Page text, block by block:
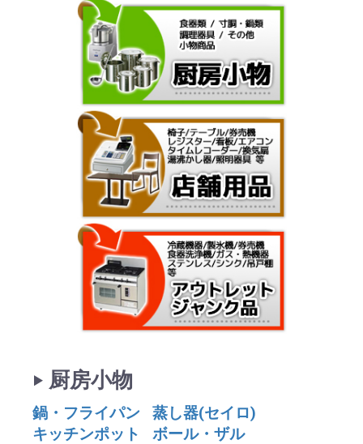
‣ 厨房小物
鍋・フライパン
蒸し器(セイロ)
キッチンポット
ボール・ザル